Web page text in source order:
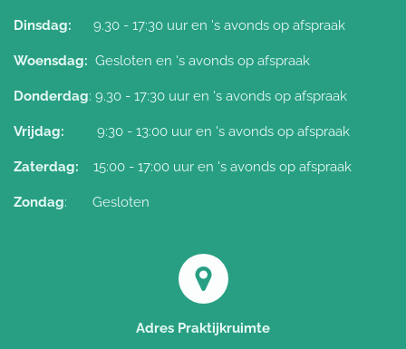
Dinsdag: 9.30 - 17:30 uur en 's avonds op afspraak
Woensdag: Gesloten en 's avonds op afspraak
Donderdag: 9.30 - 17:30 uur en 's avonds op afspraak
Vrijdag: 9:30 - 13:00 uur en 's avonds op afspraak
Zaterdag: 15:00 - 17:00 uur en 's avonds op afspraak
Zondag: Gesloten
Adres Praktijkruimte